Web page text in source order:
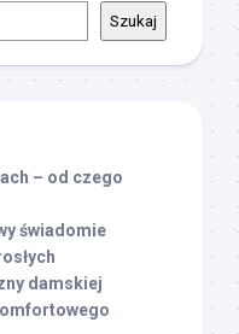
Szukaj
– od czego
świadomie
damskiej